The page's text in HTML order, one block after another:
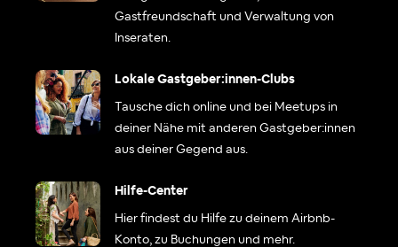
Gastfreundschaft und Verwaltung von
Inseraten.
Lokale Gastgeber:innen-Clubs
Tausche dich online und bei Meetups in
deiner Nähe mit anderen Gastgeber:innen
aus deiner Gegend aus.
Hilfe-Center
Hier findest du Hilfe zu deinem Airbnb-
Konto, zu Buchungen und mehr.